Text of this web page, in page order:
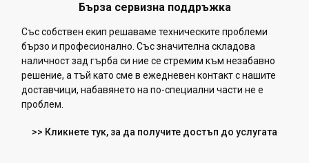
Бърза сервизна поддръжка
Със собствен екип решаваме техническите проблеми
бързо и професионално. Със значителна складова
наличност зад гърба си ние се стремим към незабавно
решение, а тъй като сме в ежедневен контакт с нашите
доставчици, набавянето на по-специални части не е
проблем.
>> Кликнете тук, за да получите достъп до услугата